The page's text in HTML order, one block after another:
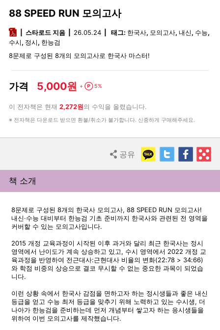
88 SPEED RUN 모의고사
pdf스타로드 지음 26.05.24 태그: 한국사, 모의고사, 내신, 수능,
수시, 정시, 한능검
8문제로 구성된 8개의 모의고사로 한국사 마스터!
가격 5,000원 + Point
5%
이 전자책은 현재 2,272원의 수익을 올렸습니다.
※ 전자책은 다운로드 받으면 환불/취소가 불가합니다. 신중하게 구매해주세요.
Share
공유 KakaoTalkTwitter
책 소개
8문제로 구성된 8개의 한국사 모의고사, 88 SPEED RUN 모의고사!
내신·수능 대비부터 한능검 기초 준비까지 한국사와 관련된 전 영역을
커버할 수 있는 모의고사입니다.
2015 개정 교육과정이 시작된 이후 과거와 달리 최근 한국사는 정시
영역에서 난이도가 계속 상승하고 있고, 수시 영역에서 2022 개정 교
육과정을 반영하여 전근대사:근현대사 비율의 변화(22:78 > 34:66)
와 학점 비중의 상승으로 결코 무시할 수 없는 중요한 과목이 되었습
니다.
이런 상황 속에서 한국사 감점을 면하고자 하는 정시생들과 좋은 내신
등급을 얻고 수능 최저 등급을 맞추기 위해 노력하고 있는 수시생, 더
나아가 한능검을 준비하는데 먼저 개념부터 쌓고자 하는 응시생들을
위하여 이번 모의고사를 제작했습니다.